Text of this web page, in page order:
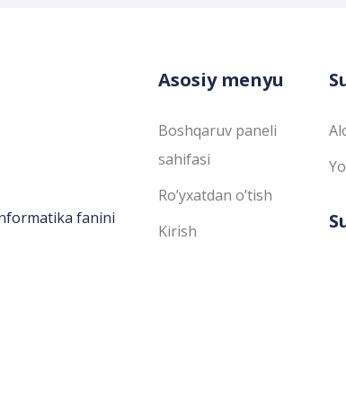
fanini
Asosiy menyu
Boshqaruv paneli
sahifasi
Ro’yxatdan o’tish
Kirish